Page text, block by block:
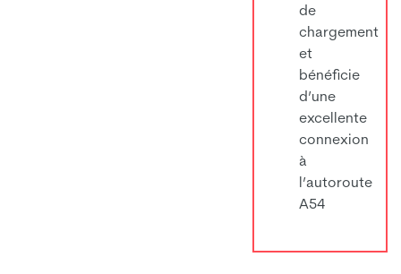
de
chargement
et
bénéficie
d’une
excellente
connexion
à
l’autoroute
A54